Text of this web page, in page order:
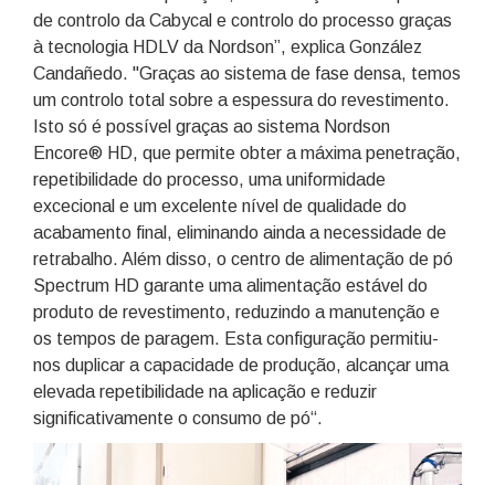
de controlo da Cabycal e controlo do processo graças
à tecnologia HDLV da Nordson”, explica González
Candañedo. "Graças ao sistema de fase densa, temos
um controlo total sobre a espessura do revestimento.
Isto só é possível graças ao sistema Nordson
Encore® HD, que permite obter a máxima penetração,
repetibilidade do processo, uma uniformidade
excecional e um excelente nível de qualidade do
acabamento final, eliminando ainda a necessidade de
retrabalho. Além disso, o centro de alimentação de pó
Spectrum HD garante uma alimentação estável do
produto de revestimento, reduzindo a manutenção e
os tempos de paragem. Esta configuração permitiu-
nos duplicar a capacidade de produção, alcançar uma
elevada repetibilidade na aplicação e reduzir
significativamente o consumo de pó“.